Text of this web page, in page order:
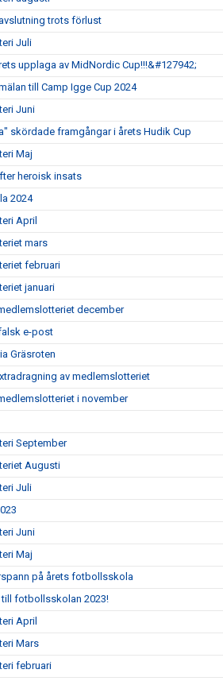
trots förlust
Juli
upplaga av MidNordic Cup!!!&#127942;
till Camp Igge Cup 2024
Juni
skördade framgångar i årets Hudik Cup
Maj
heroisk insats
2024
April
mars
februari
januari
december
e-post
Gräsroten
av medlemslotteriet
i november
September
Augusti
Juli
Juni
Maj
på årets fotbollsskola
fotbollsskolan 2023!
April
Mars
februari